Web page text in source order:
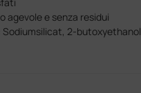
agevole e senza residui
Sodiumsilicat, 2-butoxyethanol